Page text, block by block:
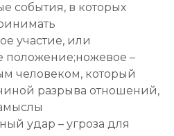
события, в которых
участие, или
положение;ножевое –
человеком, который
разрыва отношений,
удар – угроза для